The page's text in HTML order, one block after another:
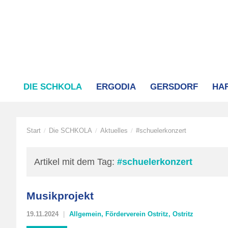
DIE SCHKOLA ERGODIA GERSDORF
Start / Die SCHKOLA / Aktuelles / #schuelerkonzert
Artikel mit dem Tag: #schuelerkonzert
Musikprojekt
19.11.2024 Allgemein, Förderverein Ostritz, Ostritz